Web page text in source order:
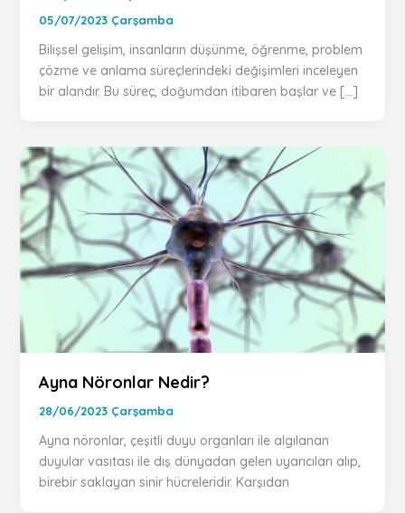
05/07/2023 Çarşamba
Bilişsel gelişim, insanların düşünme, öğrenme, problem
çözme ve anlama süreçlerindeki değişimleri inceleyen
bir alandır. Bu süreç, doğumdan itibaren başlar ve […]
Ayna Nöronlar Nedir?
28/06/2023 Çarşamba
Ayna nöronlar, çeşitli duyu organları ile algılanan
duyular vasıtası ile dış dünyadan gelen uyarıcıları alıp,
birebir saklayan sinir hücreleridir. Karşıdan